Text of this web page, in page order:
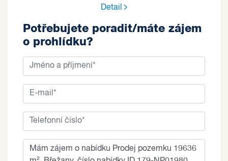
Detail
Potřebujete poradit/máte zájem
o prohlídku?